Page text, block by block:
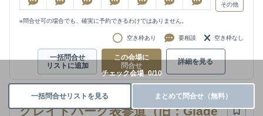
その他
※問合せ可の場合でも、確実に予約できるわけではありません。
空き枠あり 要相談 空き枠なし
一括問合せ
リストに追加
この会場に
問合せ
詳細を見る
グレイドパーク表参道（旧：Glade
チェック会場 0/10
一括問合せリストを見る まとめて問合せ（無料）